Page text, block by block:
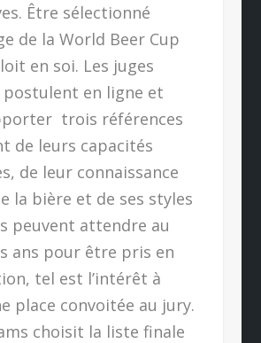
Être sélectionné
de la World Beer Cup
en soi. Les juges
en ligne et
trois références
de leurs capacités
de leur connaissance
la bière et de ses styles
peuvent attendre au
ans pour être pris en
tel est l’intérêt à
place convoitée au jury.
choisit la liste finale